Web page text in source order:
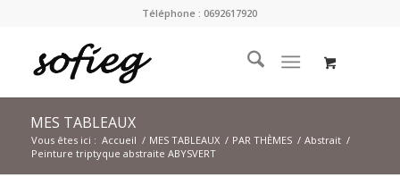
Téléphone : 0692617920
MES TABLEAUX
Vous êtes ici : Accueil / MES TABLEAUX / PAR THÈMES / Abstrait /
Peinture triptyque abstraite ABYSVERT